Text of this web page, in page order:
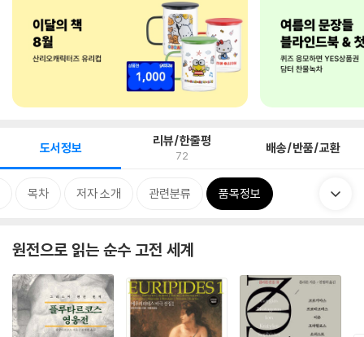
도서정보 리뷰/한줄평
72 배송/반품/교환
목차 저자 소개 관련분류 품목정보
원전으로 읽는 순수 고전 세계